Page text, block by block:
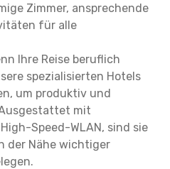
Zimmer, ansprechende
für alle
Ihre Reise beruflich
spezialisierten Hotels
um produktiv und
mit
Speed-WLAN, sind sie
der Nähe wichtiger